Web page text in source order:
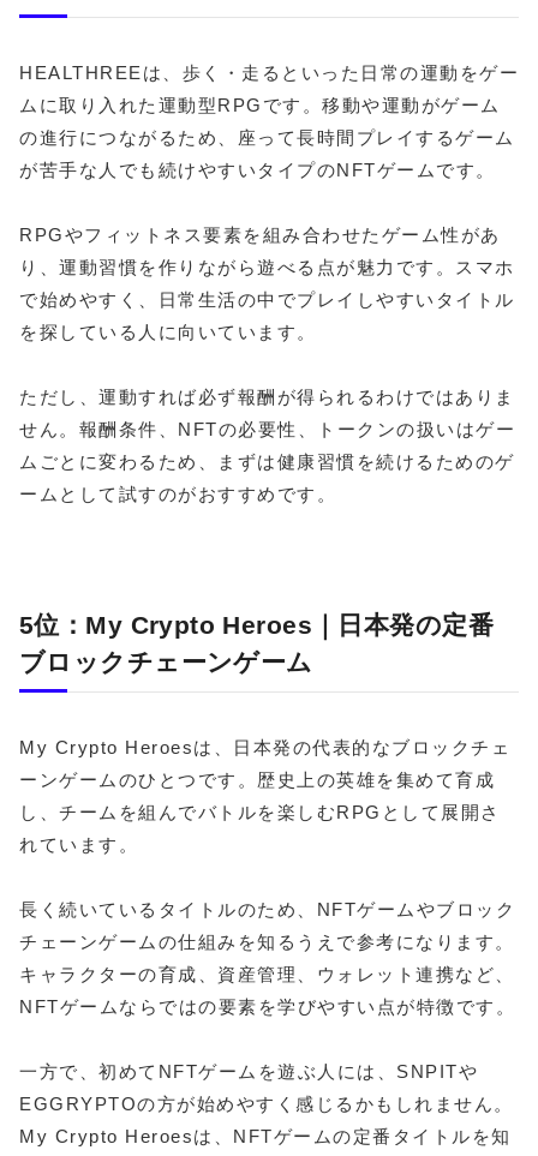
HEALTHREEは、歩く・走るといった日常の運動をゲー
ムに取り入れた運動型RPGです。移動や運動がゲーム
の進行につながるため、座って長時間プレイするゲーム
が苦手な人でも続けやすいタイプのNFTゲームです。
RPGやフィットネス要素を組み合わせたゲーム性があ
り、運動習慣を作りながら遊べる点が魅力です。スマホ
で始めやすく、日常生活の中でプレイしやすいタイトル
を探している人に向いています。
ただし、運動すれば必ず報酬が得られるわけではありま
せん。報酬条件、NFTの必要性、トークンの扱いはゲー
ムごとに変わるため、まずは健康習慣を続けるためのゲ
ームとして試すのがおすすめです。
5位：My Crypto Heroes｜日本発の定番
ブロックチェーンゲーム
My Crypto Heroesは、日本発の代表的なブロックチェ
ーンゲームのひとつです。歴史上の英雄を集めて育成
し、チームを組んでバトルを楽しむRPGとして展開さ
れています。
長く続いているタイトルのため、NFTゲームやブロック
チェーンゲームの仕組みを知るうえで参考になります。
キャラクターの育成、資産管理、ウォレット連携など、
NFTゲームならではの要素を学びやすい点が特徴です。
一方で、初めてNFTゲームを遊ぶ人には、SNPITや
EGGRYPTOの方が始めやすく感じるかもしれません。
My Crypto Heroesは、NFTゲームの定番タイトルを知